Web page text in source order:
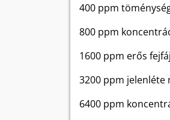
400 ppm
800 ppm
1600 ppm erős
3200 ppm jelenléte
6400 ppm